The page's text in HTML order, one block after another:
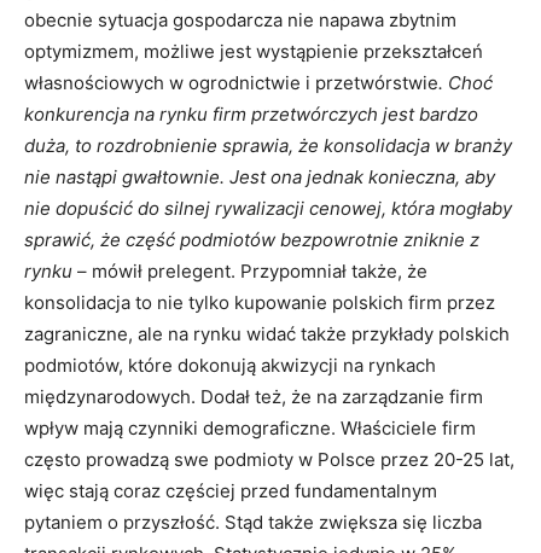
obecnie sytuacja gospodarcza nie napawa zbytnim
optymizmem, możliwe jest wystąpienie przekształceń
własnościowych w ogrodnictwie i przetwórstwie. Choć
konkurencja na rynku firm przetwórczych jest bardzo
duża, to rozdrobnienie sprawia, że konsolidacja w branży
nie nastąpi gwałtownie. Jest ona jednak konieczna, aby
nie dopuścić do silnej rywalizacji cenowej, która mogłaby
sprawić, że część podmiotów bezpowrotnie zniknie z
rynku – mówił prelegent. Przypomniał także, że
konsolidacja to nie tylko kupowanie polskich firm przez
zagraniczne, ale na rynku widać także przykłady polskich
podmiotów, które dokonują akwizycji na rynkach
międzynarodowych. Dodał też, że na zarządzanie firm
wpływ mają czynniki demograficzne. Właściciele firm
często prowadzą swe podmioty w Polsce przez 20-25 lat,
więc stają coraz częściej przed fundamentalnym
pytaniem o przyszłość. Stąd także zwiększa się liczba